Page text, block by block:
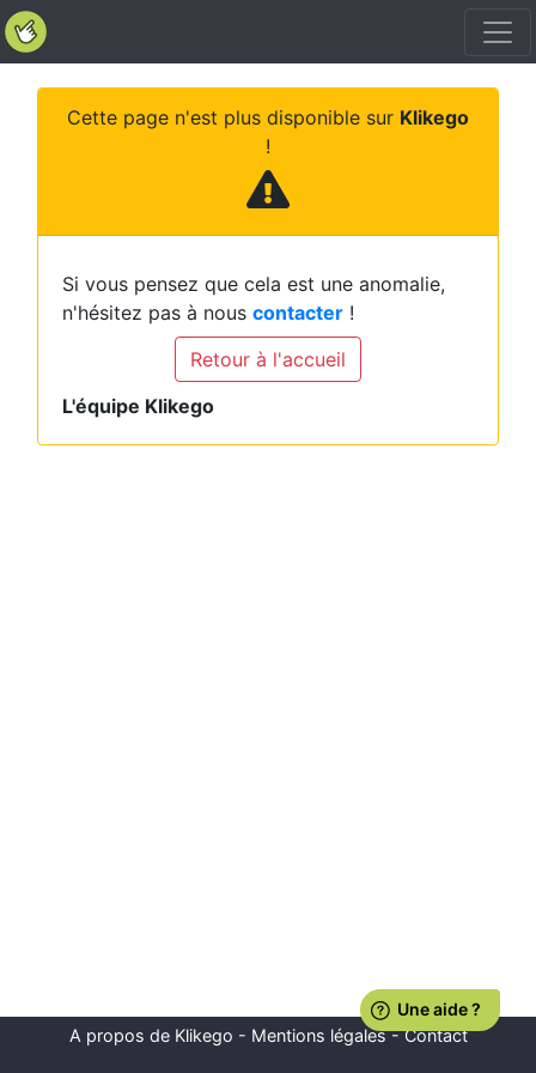
Cette page n'est plus disponible sur Klikego
!
Si vous pensez que cela est une anomalie,
n'hésitez pas à nous contacter !
Retour à l'accueil
L'équipe Klikego
A propos de Klikego - Mentions légales-Contact